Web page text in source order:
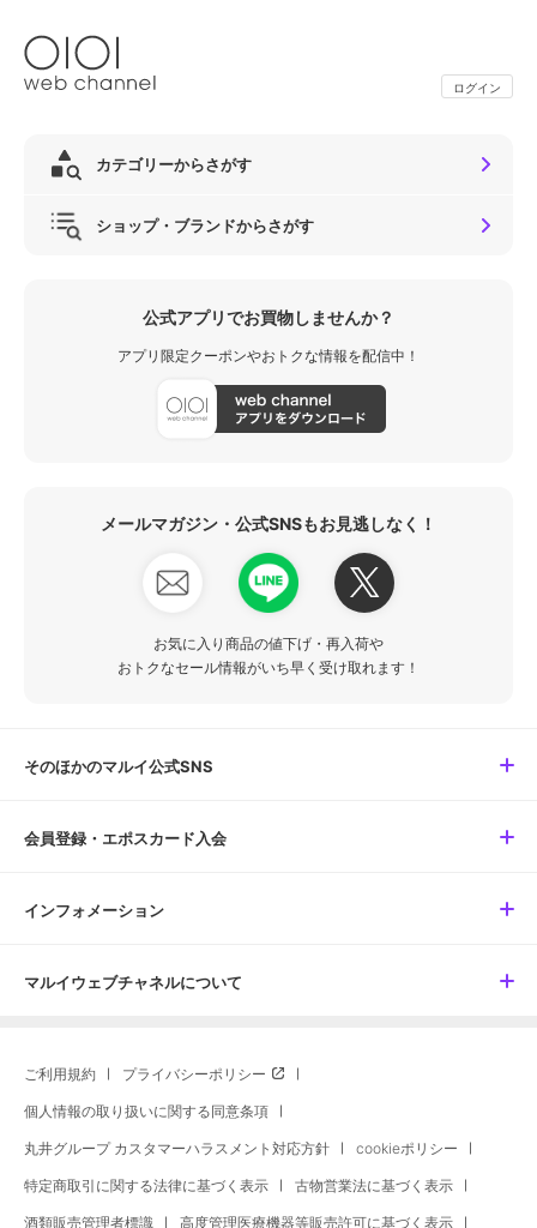
ログイン
カテゴリーからさがす
ショップ・ブランドからさがす
公式アプリでお買物しませんか？
アプリ限定クーポンやおトクな情報を配信中！
メールマガジン・公式SNSもお見逃しなく！
お気に入り商品の値下げ・再入荷や
おトクなセール情報がいち早く受け取れます！
そのほかのマルイ公式SNS
会員登録・エポスカード入会
インフォメーション
マルイウェブチャネルについて
ご利用規約 プライバシーポリシー
個人情報の取り扱いに関する同意条項
丸井グループ カスタマーハラスメント対応方針 cookieポリシー
特定商取引に関する法律に基づく表示 古物営業法に基づく表示
酒類販売管理者標識 高度管理医療機器等販売許可に基づく表示